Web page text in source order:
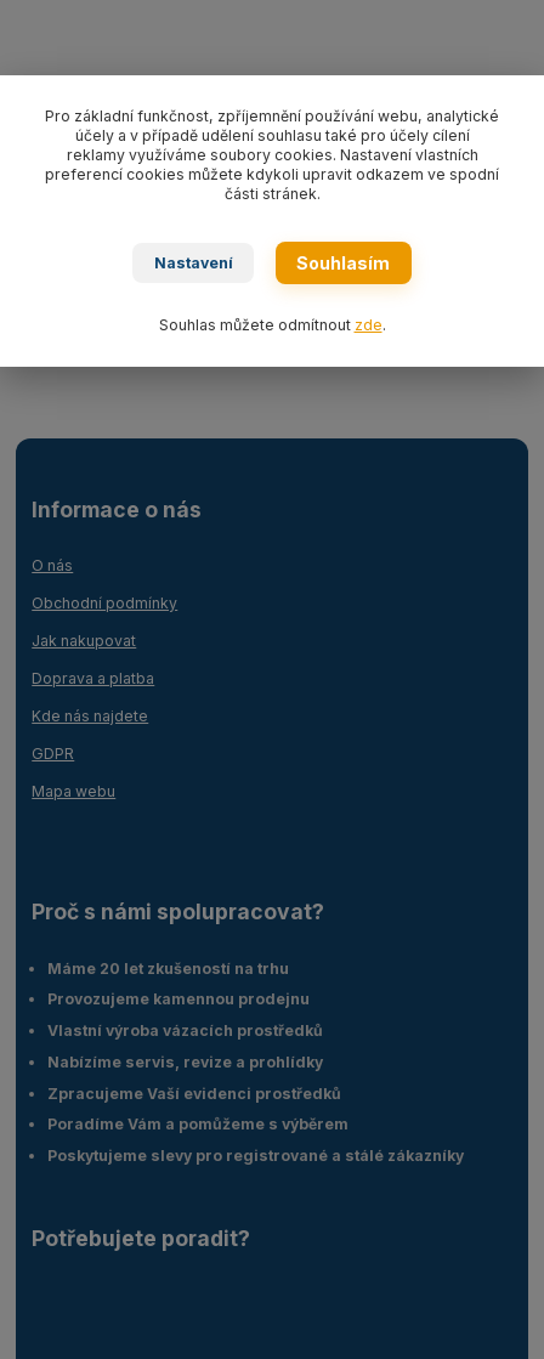
Kompletní specifikace
Lanový 1-závěs oko-hák s pojistkou pr. 10 mm/délka L dle
výběru, nosnost 1 000 kg. Provedení dle EN 13414-1 pozink.
Zboží zařazeno v kategoriích
Informace o nás
O nás
Obchodní podmínky
Jak nakupovat
Doprava a platba
Kde nás najdete
GDPR
Mapa webu
Proč s námi spolupracovat?
Máme 20 let zkušeností na trhu
Provozujeme kamennou prodejnu
Vlastní výroba vázacích prostředků
Nabízíme servis, revize a prohlídky
Zpracujeme Vaší evidenci prostředků
Poradíme Vám a pomůžeme s výběrem
Poskytujeme slevy pro registrované a stálé zákazníky
Potřebujete poradit?
Pro základní funkčnost, zpříjemnění používání webu, analytické
účely a v případě udělení souhlasu také pro účely cílení
reklamy využíváme soubory cookies. Nastavení vlastních
preferencí cookies můžete kdykoli upravit odkazem ve spodní
části stránek.
Nastavení Souhlasím
Souhlas můžete odmítnout zde.